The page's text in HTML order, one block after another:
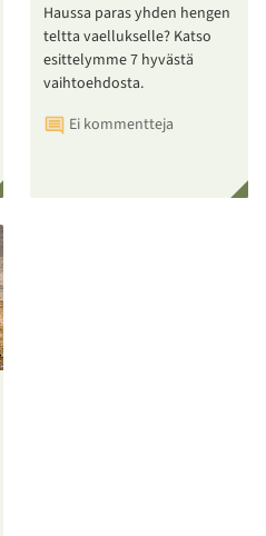
Haussa paras yhden hengen
teltta vaellukselle? Katso
esittelymme 7 hyvästä
vaihtoehdosta.
Ei kommentteja